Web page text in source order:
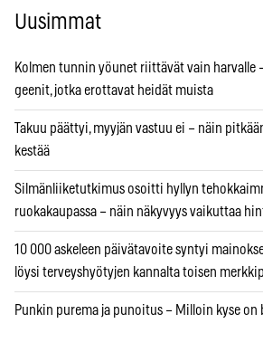
Uusimmat
Kolmen tunnin yöunet riittävät vain harvalle
geenit, jotka erottavat heidät muista
Takuu päättyi, myyjän vastuu ei – näin
kestää
Silmänliiketutkimus osoitti hyllyn
ruokakaupassa – näin näkyvyys vaikuttaa
10 000 askeleen päivätavoite syntyi
löysi terveyshyötyjen kannalta toisen
Punkin purema ja punoitus – Milloin kyse on